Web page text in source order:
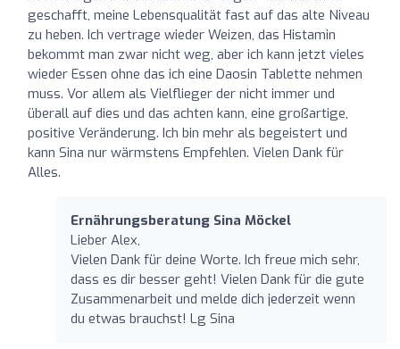
geschafft, meine Lebensqualität fast auf das alte Niveau
zu heben. Ich vertrage wieder Weizen, das Histamin
bekommt man zwar nicht weg, aber ich kann jetzt vieles
wieder Essen ohne das ich eine Daosin Tablette nehmen
muss. Vor allem als Vielflieger der nicht immer und
überall auf dies und das achten kann, eine großartige,
positive Veränderung. Ich bin mehr als begeistert und
kann Sina nur wärmstens Empfehlen. Vielen Dank für
Alles.
Ernährungsberatung Sina Möckel
Lieber Alex,
Vielen Dank für deine Worte. Ich freue mich sehr,
dass es dir besser geht! Vielen Dank für die gute
Zusammenarbeit und melde dich jederzeit wenn
du etwas brauchst! Lg Sina